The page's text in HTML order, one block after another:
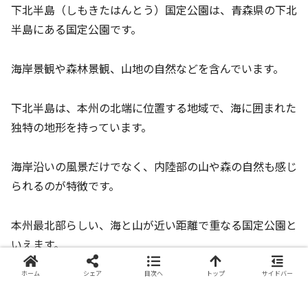
下北半島（しもきたはんとう）国定公園は、青森県の下北
半島にある国定公園です。
海岸景観や森林景観、山地の自然などを含んでいます。
下北半島は、本州の北端に位置する地域で、海に囲まれた
独特の地形を持っています。
海岸沿いの風景だけでなく、内陸部の山や森の自然も感じ
られるのが特徴です。
本州最北部らしい、海と山が近い距離で重なる国定公園と
いえます。
ホーム シェア 目次へ トップ サイドバー